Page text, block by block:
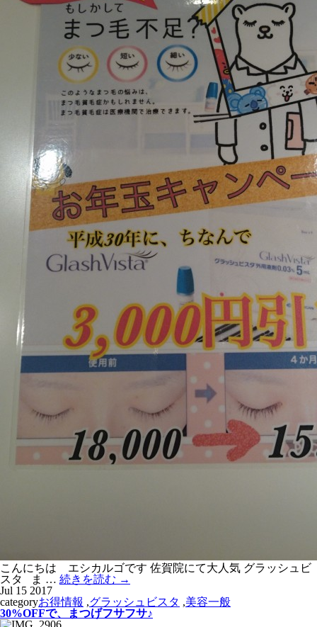
こんにちは エシカルゴです 佐賀院にて大人気 グラッシュビ
スタ ま … 続きを読む →
Jul 15 2017
categoryお得情報 ,グラッシュビスタ ,美容一般
30%OFFで、まつげフサフサ♪